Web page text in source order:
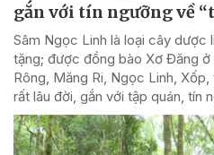
gắn với tín ngưỡng về
Sâm Ngọc Linh là loại cây dược
tặng; được đồng bào Xơ Đăng
Rông, Măng Ri, Ngọc Linh,
rất lâu đời, gắn với tập quán, tín